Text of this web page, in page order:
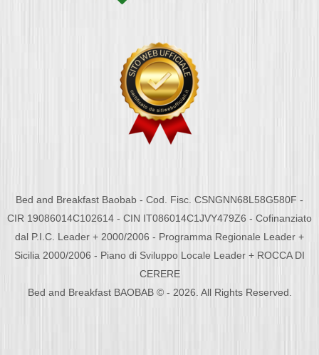
Bed and Breakfast Baobab - Cod. Fisc. CSNGNN68L58G580F -
CIR 19086014C102614 - CIN IT086014C1JVY479Z6 - Cofinanziato
dal P.I.C. Leader + 2000/2006 - Programma Regionale Leader +
Sicilia 2000/2006 - Piano di Sviluppo Locale Leader + ROCCA DI
CERERE
Bed and Breakfast BAOBAB © - 2026. All Rights Reserved.